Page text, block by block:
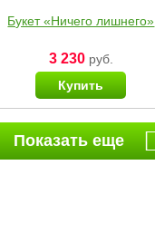
Букет «Ничего лишнего»
3 230руб.
Купить
Показать еще